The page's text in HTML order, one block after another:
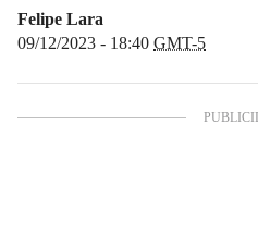
Felipe Lara
09/12/2023 - 18:40 GMT-5